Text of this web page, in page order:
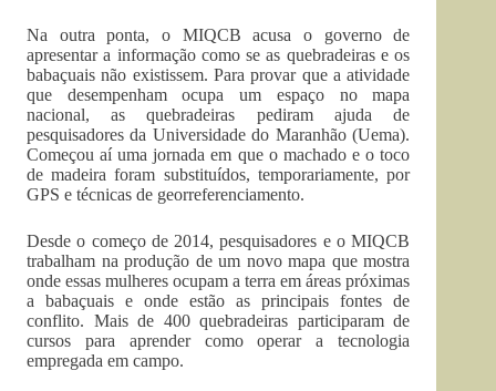
Na outra ponta, o MIQCB acusa o governo de
apresentar a informação como se as quebradeiras e os
babaçuais não existissem. Para provar que a atividade
que desempenham ocupa um espaço no mapa
nacional, as quebradeiras pediram ajuda de
pesquisadores da Universidade do Maranhão (Uema).
Começou aí uma jornada em que o machado e o toco
de madeira foram substituídos, temporariamente, por
GPS e técnicas de georreferenciamento.
Desde o começo de 2014, pesquisadores e o MIQCB
trabalham na produção de um novo mapa que mostra
onde essas mulheres ocupam a terra em áreas próximas
a babaçuais e onde estão as principais fontes de
conflito. Mais de 400 quebradeiras participaram de
cursos para aprender como operar a tecnologia
empregada em campo.